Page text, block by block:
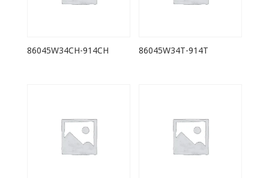
86045W34CH-914CH 86045W34T-914T